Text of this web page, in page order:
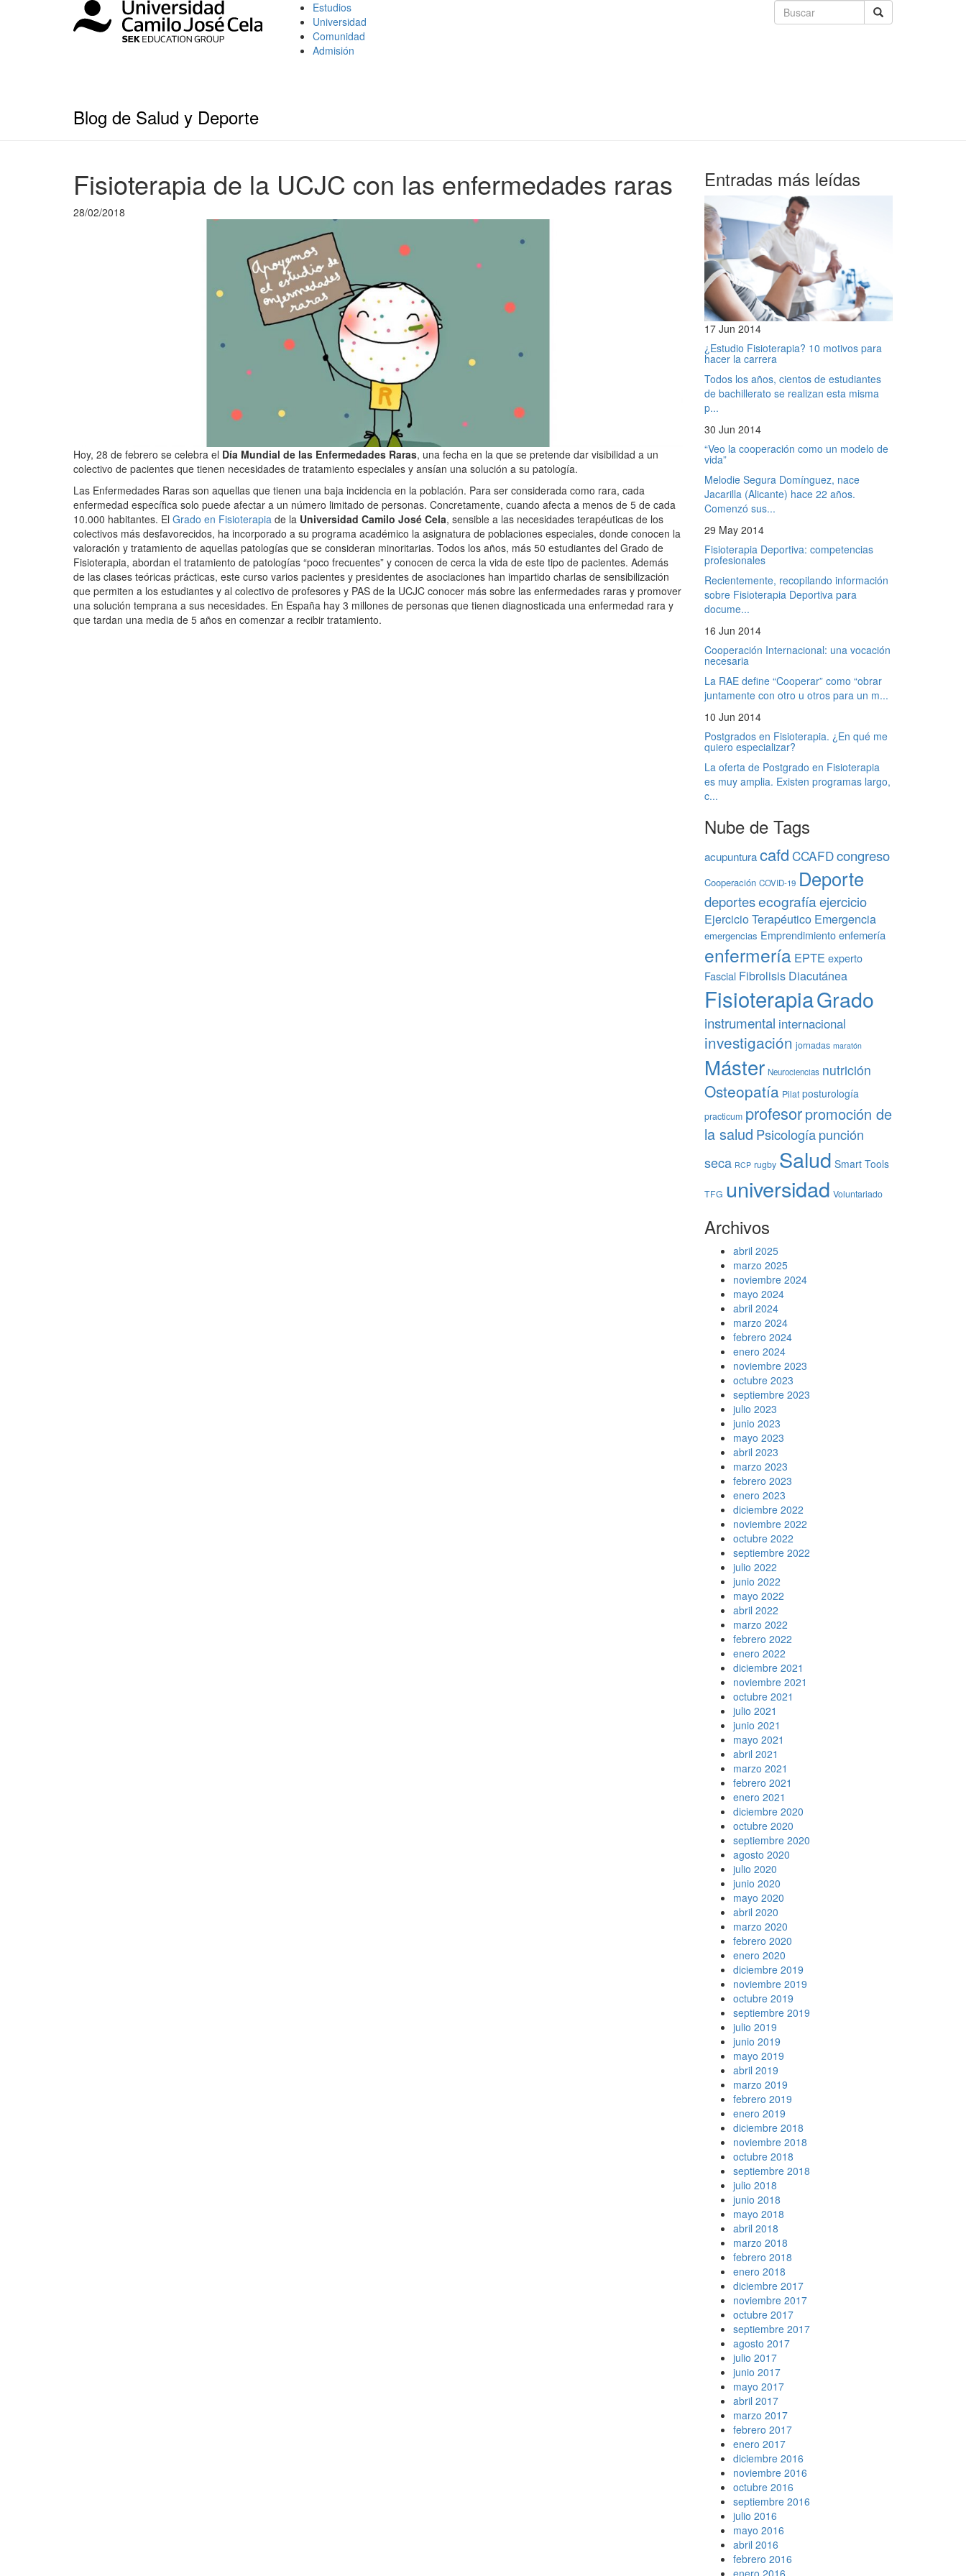
Estudios
Universidad
Comunidad
Admisión
Blog de Salud y Deporte
Fisioterapia de la UCJC con las enfermedades raras
28/02/2018
Hoy, 28 de febrero se celebra el Día Mundial de las Enfermedades Raras, una fecha en la que se pretende dar visibilidad a un
colectivo de pacientes que tienen necesidades de tratamiento especiales y ansían una solución a su patología.
Las Enfermedades Raras son aquellas que tienen una baja incidencia en la población. Para ser considerada como rara, cada
enfermedad específica solo puede afectar a un número limitado de personas. Concretamente, cuando afecta a menos de 5 de cada
10.000 habitantes. El Grado en Fisioterapia de la Universidad Camilo José Cela, sensible a las necesidades terapéuticas de los
colectivos más desfavorecidos, ha incorporado a su programa académico la asignatura de poblaciones especiales, donde conocen la
valoración y tratamiento de aquellas patologías que se consideran minoritarias. Todos los años, más 50 estudiantes del Grado de
Fisioterapia, abordan el tratamiento de patologías “poco frecuentes” y conocen de cerca la vida de este tipo de pacientes. Además
de las clases teóricas prácticas, este curso varios pacientes y presidentes de asociaciones han impartido charlas de sensibilización
que permiten a los estudiantes y al colectivo de profesores y PAS de la UCJC conocer más sobre las enfermedades raras y promover
una solución temprana a sus necesidades. En España hay 3 millones de personas que tienen diagnosticada una enfermedad rara y
que tardan una media de 5 años en comenzar a recibir tratamiento.
Entradas más leídas
17 Jun 2014
¿Estudio Fisioterapia? 10 motivos para
hacer la carrera
Todos los años, cientos de estudiantes
de bachillerato se realizan esta misma
p...
30 Jun 2014
“Veo la cooperación como un modelo de
vida”
Melodie Segura Domínguez, nace
Jacarilla (Alicante) hace 22 años.
Comenzó sus...
29 May 2014
Fisioterapia Deportiva: competencias
profesionales
Recientemente, recopilando información
sobre Fisioterapia Deportiva para
docume...
16 Jun 2014
Cooperación Internacional: una vocación
necesaria
La RAE define “Cooperar” como “obrar
juntamente con otro u otros para un m...
10 Jun 2014
Postgrados en Fisioterapia. ¿En qué me
quiero especializar?
La oferta de Postgrado en Fisioterapia
es muy amplia. Existen programas largo,
c...
Nube de Tags
acupuntura cafd CCAFDcongreso
Cooperación COVID-19 Deporte
deportesecografíaejercicio
Ejercicio Terapéutico Emergencia
emergencias Emprendimiento enfemería
enfermería EPTE experto
Fascial Fibrolisis Diacutánea
FisioterapiaGrado
instrumental internacional
investigación jornadas maratón
Máster Neurociencias nutrición
Osteopatía Pilat posturología
practicum profesorpromoción de
la salud Psicología punción
seca RCP rugby Salud Smart Tools
TFG universidad Voluntariado
Archivos
abril 2025
marzo 2025
noviembre 2024
mayo 2024
abril 2024
marzo 2024
febrero 2024
enero 2024
noviembre 2023
octubre 2023
septiembre 2023
julio 2023
junio 2023
mayo 2023
abril 2023
marzo 2023
febrero 2023
enero 2023
diciembre 2022
noviembre 2022
octubre 2022
septiembre 2022
julio 2022
junio 2022
mayo 2022
abril 2022
marzo 2022
febrero 2022
enero 2022
diciembre 2021
noviembre 2021
octubre 2021
julio 2021
junio 2021
mayo 2021
abril 2021
marzo 2021
febrero 2021
enero 2021
diciembre 2020
octubre 2020
septiembre 2020
agosto 2020
julio 2020
junio 2020
mayo 2020
abril 2020
marzo 2020
febrero 2020
enero 2020
diciembre 2019
noviembre 2019
octubre 2019
septiembre 2019
julio 2019
junio 2019
mayo 2019
abril 2019
marzo 2019
febrero 2019
enero 2019
diciembre 2018
noviembre 2018
octubre 2018
septiembre 2018
julio 2018
junio 2018
mayo 2018
abril 2018
marzo 2018
febrero 2018
enero 2018
diciembre 2017
noviembre 2017
octubre 2017
septiembre 2017
agosto 2017
julio 2017
junio 2017
mayo 2017
abril 2017
marzo 2017
febrero 2017
enero 2017
diciembre 2016
noviembre 2016
octubre 2016
septiembre 2016
julio 2016
mayo 2016
abril 2016
febrero 2016
enero 2016